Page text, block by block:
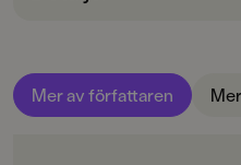
ÅLDERSGRUPP
0-3
Mer av författaren